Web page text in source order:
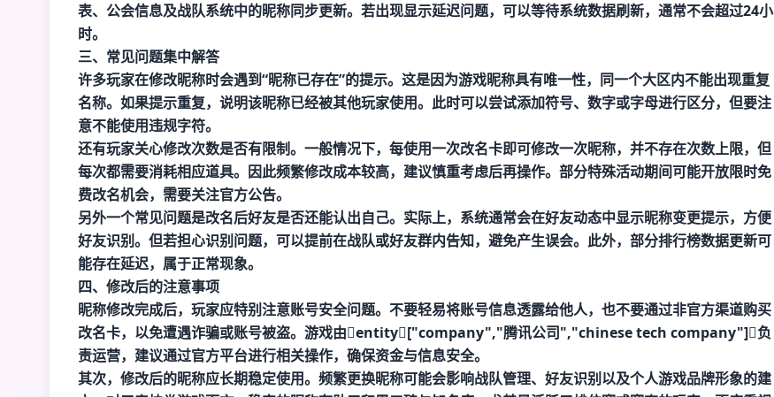
表、公会信息及战队系统中的昵称同步更新。若出现显示延迟问题，可以等待系统数据刷新，通常不会超过24小
时。
三、常见问题集中解答
许多玩家在修改昵称时会遇到“昵称已存在”的提示。这是因为游戏昵称具有唯一性，同一个大区内不能出现重复
名称。如果提示重复，说明该昵称已经被其他玩家使用。此时可以尝试添加符号、数字或字母进行区分，但要注
意不能使用违规字符。
还有玩家关心修改次数是否有限制。一般情况下，每使用一次改名卡即可修改一次昵称，并不存在次数上限，但
每次都需要消耗相应道具。因此频繁修改成本较高，建议慎重考虑后再操作。部分特殊活动期间可能开放限时免
费改名机会，需要关注官方公告。
另外一个常见问题是改名后好友是否还能认出自己。实际上，系统通常会在好友动态中显示昵称变更提示，方便
好友识别。但若担心识别问题，可以提前在战队或好友群内告知，避免产生误会。此外，部分排行榜数据更新可
能存在延迟，属于正常现象。
四、修改后的注意事项
昵称修改完成后，玩家应特别注意账号安全问题。不要轻易将账号信息透露给他人，也不要通过非官方渠道购买
改名卡，以免遭遇诈骗或账号被盗。游戏由entity["company","腾讯公司","chinese tech company"]负
责运营，建议通过官方平台进行相关操作，确保资金与信息安全。
其次，修改后的昵称应长期稳定使用。频繁更换昵称可能会影响战队管理、好友识别以及个人游戏品牌形象的建